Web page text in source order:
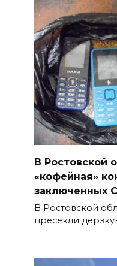
накроет
августа
08 августа
Ночью
ПВО
08 августа
Более 30
пяти
07 августа
В Ростовской
«кофейная»
заключенных
В Ростовской
пресекли